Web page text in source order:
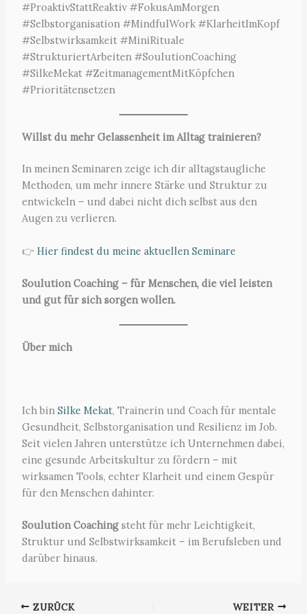
#ProaktivStattReaktiv #FokusAmMorgen
#Selbstorganisation #MindfulWork #KlarheitImKopf
#Selbstwirksamkeit #MiniRituale
#StrukturiertArbeiten #SoulutionCoaching
#SilkeMekat #ZeitmanagementMitKöpfchen
#Prioritätensetzen
Willst du mehr Gelassenheit im Alltag trainieren?
In meinen Seminaren zeige ich dir alltagstaugliche
Methoden, um mehr innere Stärke und Struktur zu
entwickeln – und dabei nicht dich selbst aus den
Augen zu verlieren.
👉 Hier findest du meine aktuellen Seminare
Soulution Coaching – für Menschen, die viel leisten
und gut für sich sorgen wollen.
Über mich
Ich bin Silke Mekat, Trainerin und Coach für mentale
Gesundheit, Selbstorganisation und Resilienz im Job.
Seit vielen Jahren unterstütze ich Unternehmen dabei,
eine gesunde Arbeitskultur zu fördern – mit
wirksamen Tools, echter Klarheit und einem Gespür
für den Menschen dahinter.
Soulution Coachingsteht für mehr Leichtigkeit,
Struktur und Selbstwirksamkeit – im Berufsleben und
darüber hinaus.
ZURÜCK WEITER